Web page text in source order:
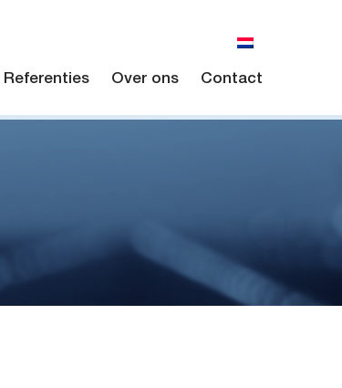
Referenties Over ons Contact